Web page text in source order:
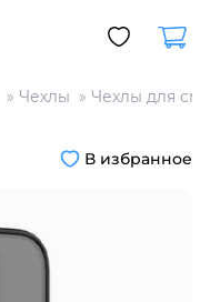
Чехлы Чехлы для
В избранное